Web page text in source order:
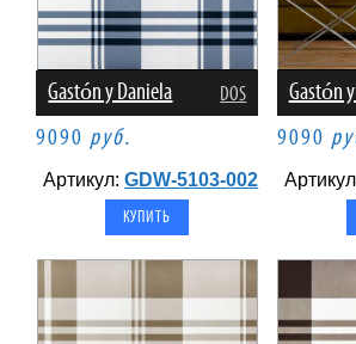
Gastón y Daniela DOS
9090 руб.
Артикул:GDW-5103-002
Gastón
9090